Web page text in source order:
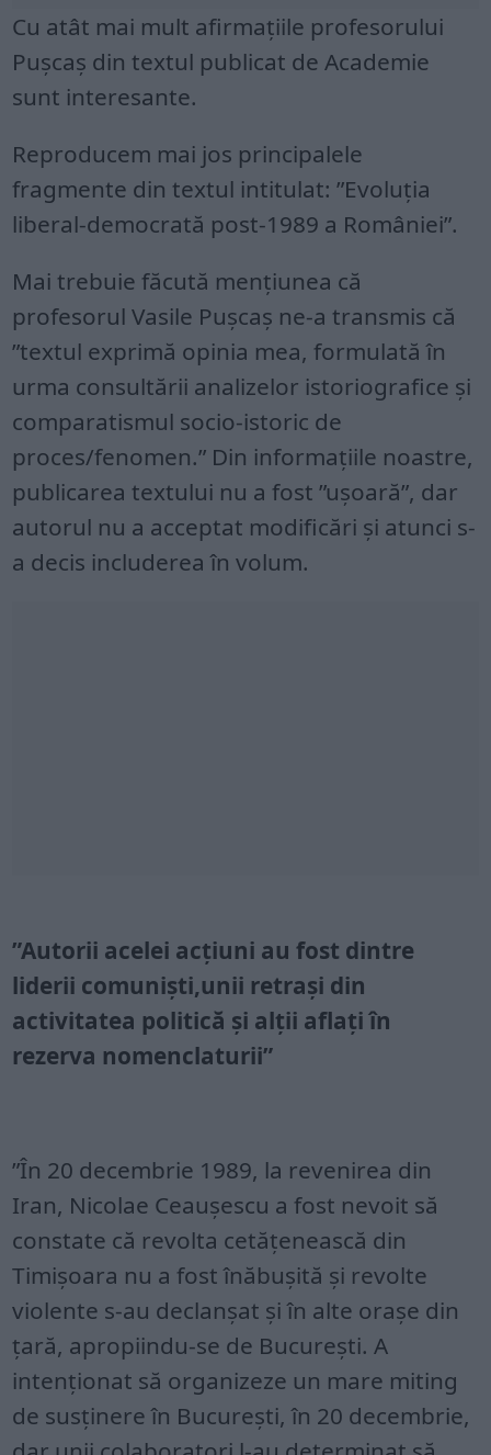
Cu atât mai mult afirmațiile profesorului
Pușcaș din textul publicat de Academie
sunt interesante.
Reproducem mai jos principalele
fragmente din textul intitulat: ”Evoluția
liberal-democrată post-1989 a României”.
Mai trebuie făcută mențiunea că
profesorul Vasile Pușcaș ne-a transmis că
”textul exprimă opinia mea, formulată în
urma consultării analizelor istoriografice și
comparatismul socio-istoric de
proces/fenomen.” Din informațiile noastre,
publicarea textului nu a fost ”ușoară”, dar
autorul nu a acceptat modificări și atunci s-
a decis includerea în volum.
”Autorii acelei acțiuni au fost dintre
liderii comuniști,unii retrași din
activitatea politică și alții aflați în
rezerva nomenclaturii”
”În 20 decembrie 1989, la revenirea din
Iran, Nicolae Ceaușescu a fost nevoit să
constate că revolta cetățenească din
Timișoara nu a fost înăbușită și revolte
violente s-au declanșat și în alte orașe din
țară, apropiindu-se de București. A
intenționat să organizeze un mare miting
de susținere în București, în 20 decembrie,